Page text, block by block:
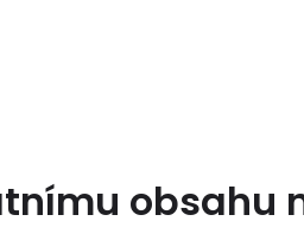
obsahu